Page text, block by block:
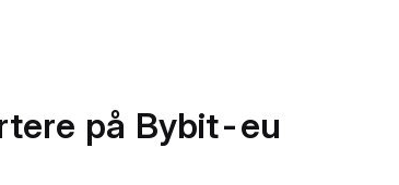
på Bybit-eu